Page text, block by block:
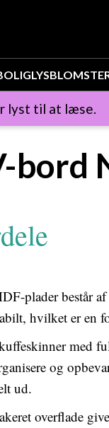
LYS
lyst til at læse.
bord
plader består
hvilket er en
med
og
ud.
overflade